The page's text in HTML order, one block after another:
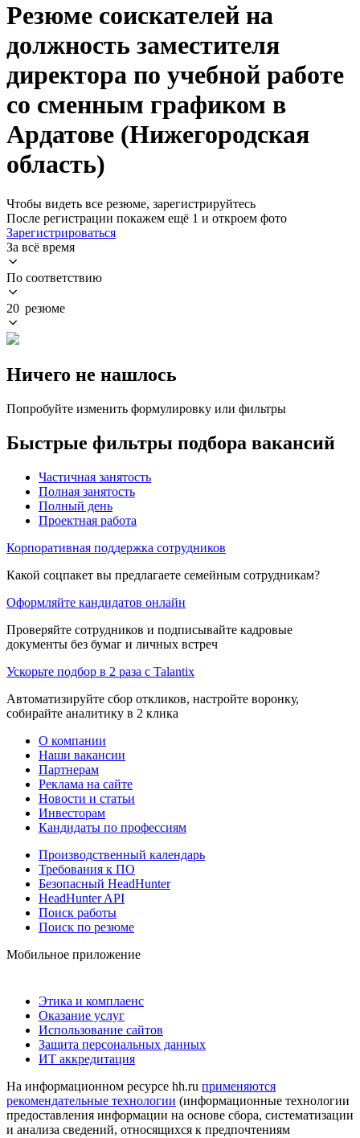
Резюме соискателей на
должность заместителя
директора по учебной работе
со сменным графиком в
Ардатове (Нижегородская
область)
Чтобы видеть все резюме, зарегистрируйтесь
После регистрации покажем ещё 1 и откроем фото
Зарегистрироваться
За всё время
По соответствию
20 резюме
Ничего не нашлось
Попробуйте изменить формулировку или фильтры
Быстрые фильтры подбора вакансий
Частичная занятость
Полная занятость
Полный день
Проектная работа
Корпоративная поддержка сотрудников
Какой соцпакет вы предлагаете семейным сотрудникам?
Оформляйте кандидатов онлайн
Проверяйте сотрудников и подписывайте кадровые
документы без бумаг и личных встреч
Ускорьте подбор в 2 раза с Talantix
Автоматизируйте сбор откликов, настройте воронку,
собирайте аналитику в 2 клика
О компании
Наши вакансии
Партнерам
Реклама на сайте
Новости и статьи
Инвесторам
Кандидаты по профессиям
Производственный календарь
Требования к ПО
Безопасный HeadHunter
HeadHunter API
Поиск работы
Поиск по резюме
Мобильное приложение
Этика и комплаенс
Оказание услуг
Использование сайтов
Защита персональных данных
ИТ аккредитация
На информационном ресурсе hh.ru применяются
рекомендательные технологии (информационные технологии
предоставления информации на основе сбора, систематизации
и анализа сведений, относящихся к предпочтениям